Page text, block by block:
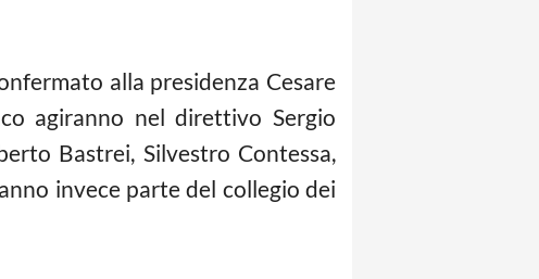
alla presidenza Cesare
agiranno nel direttivo Sergio
Bastrei, Silvestro Contessa,
invece parte del collegio dei